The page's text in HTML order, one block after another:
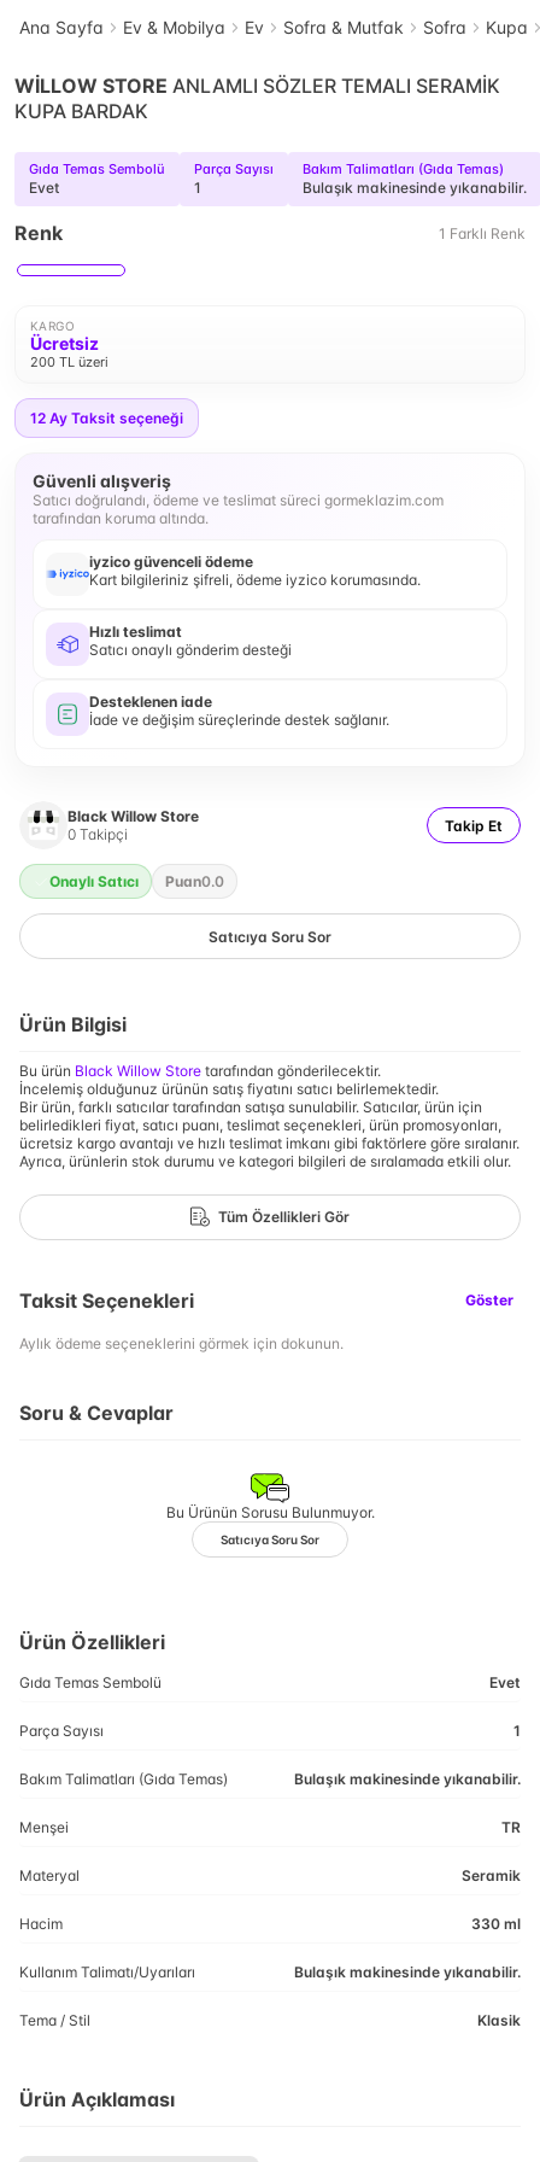
Ana Sayfa Ev & Mobilya Ev Sofra & Mutfak Sofra Kupa
WİLLOW STORE ANLAMLI SÖZLER TEMALI SERAMİK
KUPA BARDAK
Gıda Temas Sembolü
Evet
Parça Sayısı
1
Bakım Talimatları (Gıda Temas)
Bulaşık makinesinde yıkanabilir.
Renk 1 Farklı Renk
KARGO
Ücretsiz
200 TL üzeri
12 Ay Taksit seçeneği
Güvenli alışveriş
Satıcı doğrulandı, ödeme ve teslimat süreci gormeklazim.com
tarafından koruma altında.
iyzico güvenceli ödeme
Kart bilgileriniz şifreli, ödeme iyzico korumasında.
Hızlı teslimat
Satıcı onaylı gönderim desteği
Desteklenen iade
İade ve değişim süreçlerinde destek sağlanır.
Black Willow Store
0 Takipçi Takip Et
Onaylı Satıcı Puan0.0
Satıcıya Soru Sor
Ürün Bilgisi
Bu ürün Black Willow Store tarafından gönderilecektir.
İncelemiş olduğunuz ürünün satış fiyatını satıcı belirlemektedir.
Bir ürün, farklı satıcılar tarafından satışa sunulabilir. Satıcılar, ürün için
belirledikleri fiyat, satıcı puanı, teslimat seçenekleri, ürün promosyonları,
ücretsiz kargo avantajı ve hızlı teslimat imkanı gibi faktörlere göre sıralanır.
Ayrıca, ürünlerin stok durumu ve kategori bilgileri de sıralamada etkili olur.
Tüm Özellikleri Gör
Taksit Seçenekleri Göster
Aylık ödeme seçeneklerini görmek için dokunun.
Soru & Cevaplar
Bu Ürünün Sorusu Bulunmuyor.
Satıcıya Soru Sor
Ürün Özellikleri
Gıda Temas Sembolü Evet
Parça Sayısı 1
Bakım Talimatları (Gıda Temas) Bulaşık makinesinde yıkanabilir.
Menşei TR
Materyal Seramik
Hacim 330 ml
Kullanım Talimatı/Uyarıları Bulaşık makinesinde yıkanabilir.
Tema / Stil Klasik
Ürün Açıklaması